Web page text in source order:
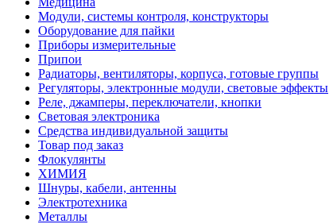
Модули, системы контроля, конструкторы
Оборудование для пайки
Приборы измерительные
Припои
Радиаторы, вентиляторы, корпуса, готовые группы
Регуляторы, электронные модули, световые эффекты
Реле, джамперы, переключатели, кнопки
Световая электроника
Средства индивидуальной защиты
Товар под заказ
Флокулянты
ХИМИЯ
Шнуры, кабели, антенны
Электротехника
Металлы